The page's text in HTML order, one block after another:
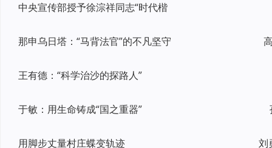
中央宣传部授予徐淙祥同志“时代楷
那申乌日塔：“马背法官”的不凡坚守
王有德：“科学治沙的探路人”
于敏：用生命铸成“国之重器”
用脚步丈量村庄蝶变轨迹 刘